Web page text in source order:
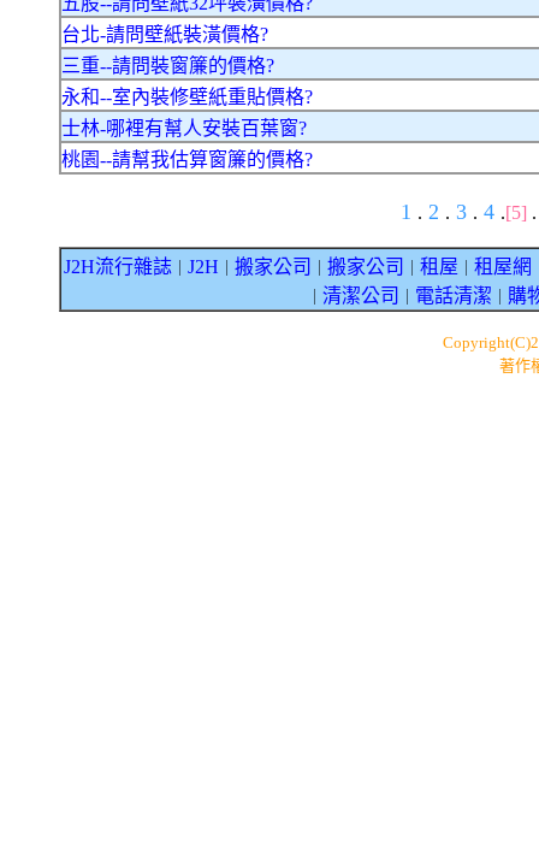
台北-請問壁紙裝潢價格?
三重--請問裝窗簾的價格?
永和--室內裝修壁紙重貼價格?
士林-哪裡有幫人安裝百葉窗?
桃園--請幫我估算窗簾的價格?
1 . 2 . 3 . 4 .[5]
J2H流行雜誌 J2H 搬家公司 搬家公司 租屋 租屋網
清潔公司 電話清潔 購
著作